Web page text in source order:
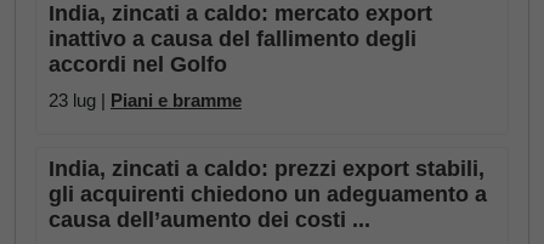
India, zincati a caldo: mercato export
inattivo a causa del fallimento degli
accordi nel Golfo
23 lug | Piani e bramme
India, zincati a caldo: prezzi export stabili,
gli acquirenti chiedono un adeguamento a
causa dell’aumento dei costi ...